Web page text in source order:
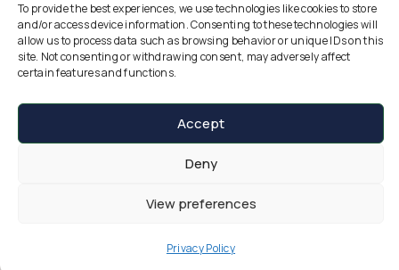
To provide the best experiences, we use technologies like cookies to store
and/or access device information. Consenting to these technologies will
allow us to process data such as browsing behavior or unique IDs on this
site. Not consenting or withdrawing consent, may adversely affect
certain features and functions.
Accept
Deny
View preferences
Privacy Policy
Feiko Bierman December 3, 2025
© 2026 Relevant Online